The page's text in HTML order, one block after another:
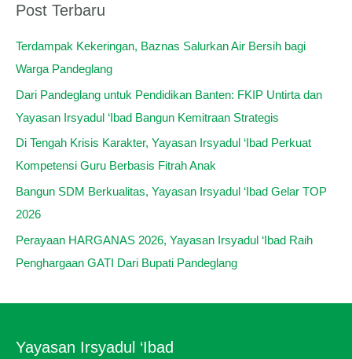
Post Terbaru
Terdampak Kekeringan, Baznas Salurkan Air Bersih bagi
Warga Pandeglang
Dari Pandeglang untuk Pendidikan Banten: FKIP Untirta dan
Yayasan Irsyadul ‘Ibad Bangun Kemitraan Strategis
Di Tengah Krisis Karakter, Yayasan Irsyadul ‘Ibad Perkuat
Kompetensi Guru Berbasis Fitrah Anak
Bangun SDM Berkualitas, Yayasan Irsyadul ‘Ibad Gelar TOP
2026
Perayaan HARGANAS 2026, Yayasan Irsyadul ‘Ibad Raih
Penghargaan GATI Dari Bupati Pandeglang
Yayasan Irsyadul ‘Ibad